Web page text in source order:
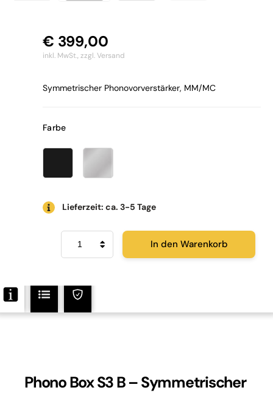
€ 399,00
inkl. MwSt.,zzgl. Versand
Symmetrischer Phonovorverstärker, MM/MC
Farbe
Lieferzeit: ca. 3-5 Tage
Pro-
Phono
Menge
In den Warenkorb
Phono Box S3 B – Symmetrischer